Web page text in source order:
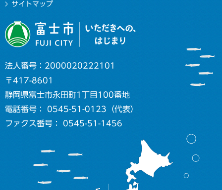
サイトマップ
法人番号：2000020222101
〒417-8601
静岡県富士市永田町1丁目100番地
電話番号： 0545-51-0123（代表）
ファクス番号： 0545-51-1456